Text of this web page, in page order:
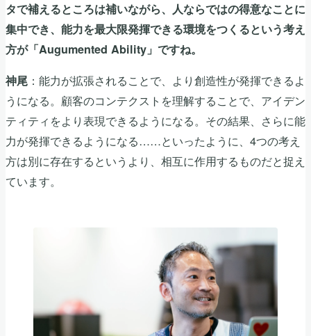
タで補えるところは補いながら、人ならではの得意なことに
集中でき、能力を最大限発揮できる環境をつくるという考え
方が「Augumented Ability」ですね。
神尾 ：能力が拡張されることで、より創造性が発揮できるよ
うになる。顧客のコンテクストを理解することで、アイデン
ティティをより表現できるようになる。その結果、さらに能
力が発揮できるようになる……といったように、4つの考え
方は別に存在するというより、相互に作用するものだと捉え
ています。